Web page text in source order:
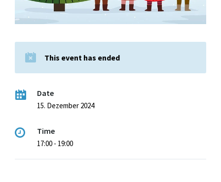
This event has ended
Date
15. Dezember 2024
Time
17:00 - 19:00